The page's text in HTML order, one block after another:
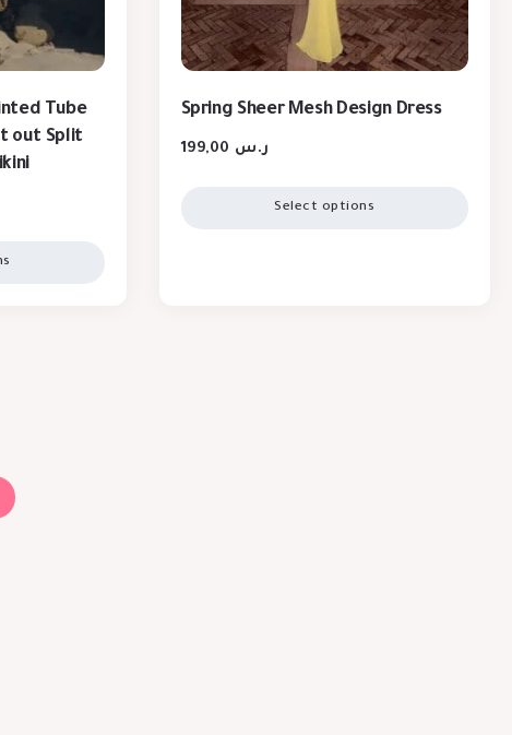
Tube
out Split
Spring Sheer Mesh Design Dress
ر.س
Select options